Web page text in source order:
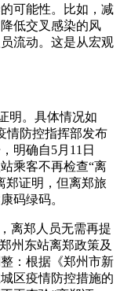
可能性。比如，减
低交叉感染的风
流动。这是从宏观
明。具体情况如
情防控指挥部发布
明确自5月11日
乘客不再检查“离
郑证明，但离郑旅
码绿码。
离郑人员无需再提
州东站离郑政策及
：根据《郑州市新
区疫情防控措施的